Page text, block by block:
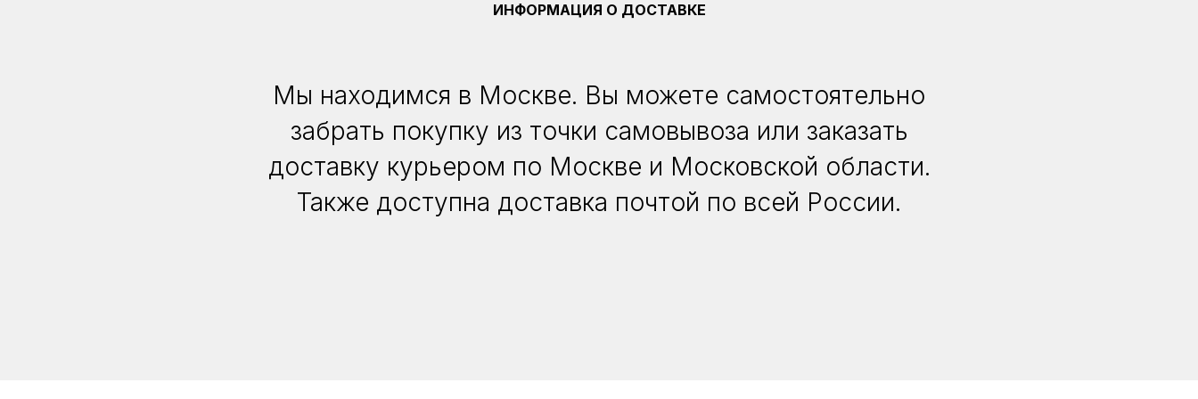
ИНФОРМАЦИЯ О ДОСТАВКЕ
Мы находимся в Москве. Вы можете самостоятельно
забрать покупку из точки самовывоза или заказать
доставку курьером по Москве и Московской области.
Также доступна доставка почтой по всей России.